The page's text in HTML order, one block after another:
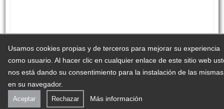
Usamos cookies propias y de terceros para mejorar su experiencia
como usuario. Al hacer clic en cualquier enlace de este sitio web
nos está dando su consentimiento para la instalación de las mismas
en su navegador.
Aceptar Rechazar Más información